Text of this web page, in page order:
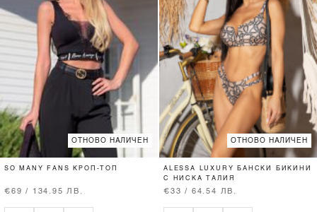
ОТНОВО НАЛИЧЕН
SO MANY FANS КРОП-ТОП
€69 / 134.95 ЛВ.
ОТНОВО НАЛИЧЕН
ALESSA LUXURY БАНСКИ БИКИНИ
С НИСКА ТАЛИЯ
€33 / 64.54 ЛВ.